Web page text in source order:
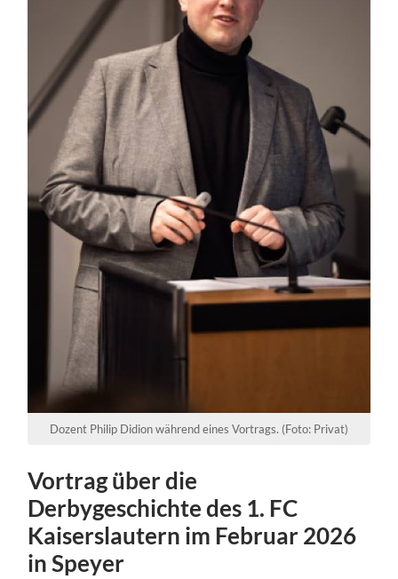
Dozent Philip Didion während eines Vortrags. (Foto: Privat)
Vortrag über die
Derbygeschichte des 1. FC
Kaiserslautern im Februar 2026
in Speyer